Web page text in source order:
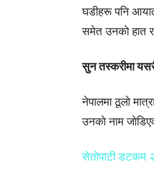
घडीहरू पनि
समेत उनकाे हात
सुन तस्करीमा
नेपालमा ठूलाे
उनकाे नाम
सेताेपाटी डटकम